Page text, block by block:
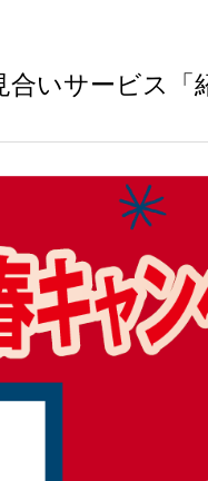
合いサービス